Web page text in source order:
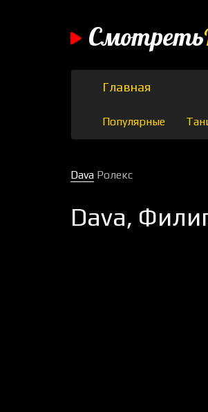
Смотреть
Главная
Популярные
Dava Ролекс
Dava,